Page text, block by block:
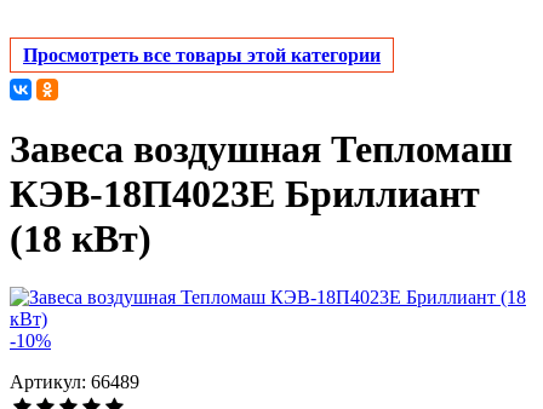
Просмотреть все товары этой категории
Завеса воздушная Тепломаш
КЭВ-18П4023Е Бриллиант
(18 кВт)
-10%
Артикул: 66489